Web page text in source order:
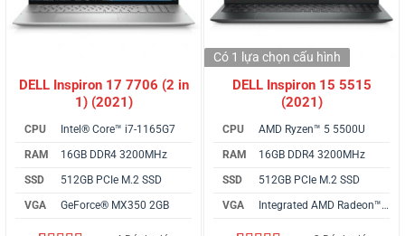
DELL Inspiron 17 7706 (2 in
1) (2021)
CPU
Intel® Core™ i7-1165G7
RAM
16GB DDR4 3200MHz
SSD
512GB PCIe M.2 SSD
VGA
GeForce® MX350 2GB
DELL Inspiron 15 5515
(2021)
CPU
AMD Ryzen™ 5 5500U
RAM
16GB DDR4 3200MHz
SSD
512GB PCIe M.2 SSD
VGA
Integrated AMD Radeon™ Graphics
Có 1 lựa chọn cấu hình